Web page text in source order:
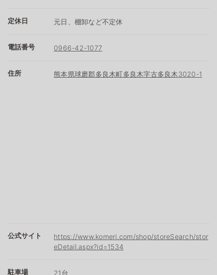
定休日 元日、棚卸など不定休
電話番号 0966-42-1077
住所 熊本県球磨郡多良木町多良木字古多良木3020-1
公式サイト
https://www.komeri.com/shop/storeSearch/stor
eDetail.aspx?id=1534
駐車場 21台